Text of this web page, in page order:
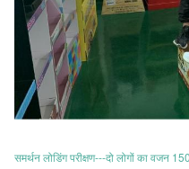
समर्थन लोडिंग परीक्षण---दो लोगों का वजन